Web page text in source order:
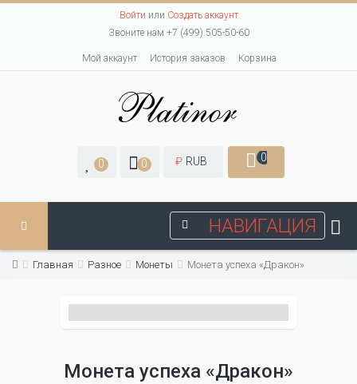
Войти или Создать аккаунт
Звоните нам +7 (499) 505-50-60
Мой аккаунт История заказов Корзина
0 0 ₽ RUB 0
НАВИГАЦИЯ
Главная Разное Монеты Монета успеха «Дракон»
Монета успеха «Дракон»